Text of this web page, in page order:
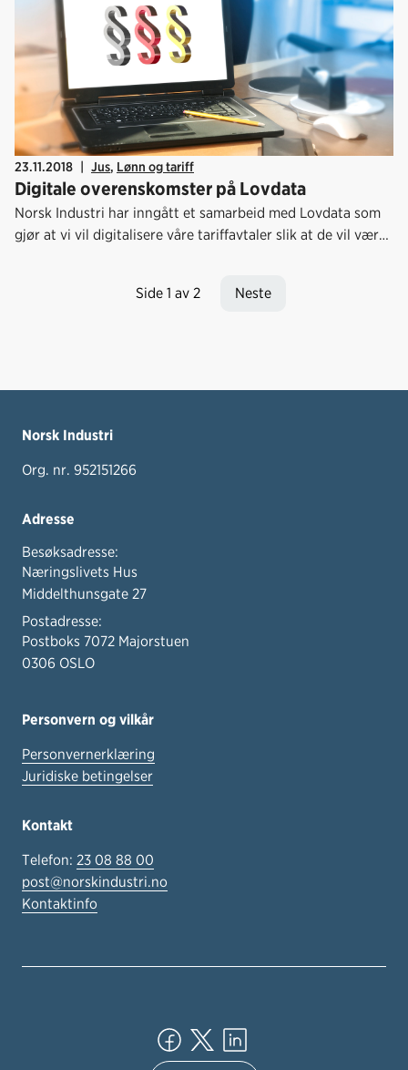
(2018-2019)).
23.11.2018 | Jus, Lønn og tariff
Digitale overenskomster på Lovdata
Norsk Industri har inngått et samarbeid med Lovdata som
gjør at vi vil digitalisere våre tariffavtaler slik at de vil være
Side 1 av 2 Neste
Norsk Industri
Org. nr. 952151266
Adresse
Besøksadresse:
Næringslivets Hus
Middelthunsgate 27
Postadresse:
Postboks 7072 Majorstuen
0306 OSLO
Personvern og vilkår
Personvernerklæring
Juridiske betingelser
Kontakt
Telefon: 23 08 88 00
post@norskindustri.no
Kontaktinfo